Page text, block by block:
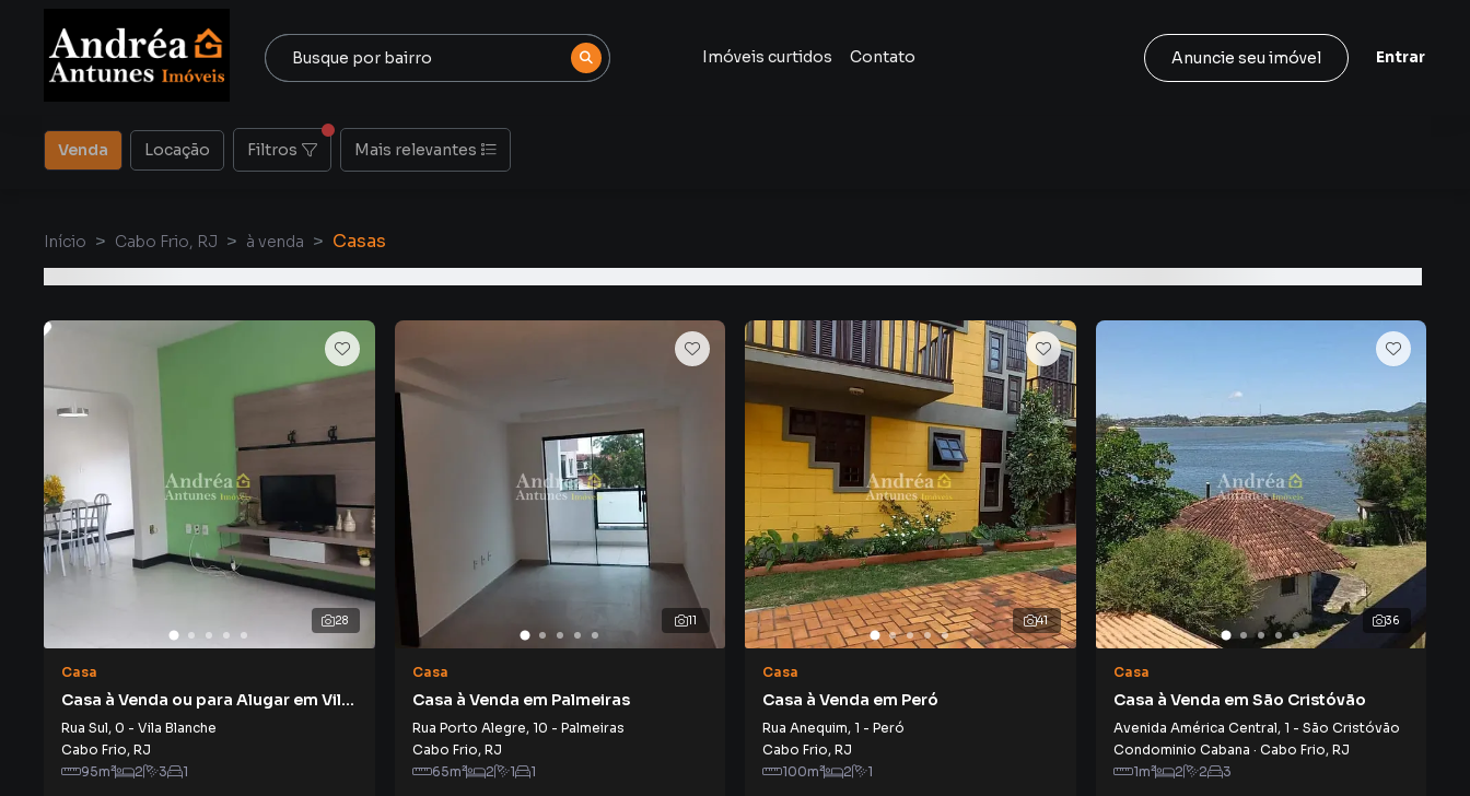
Imóveis curtidos Contato Anuncie seu imóvel Entrar
Venda Locação Filtros Mais relevantes
Início Cabo Frio, RJ à venda Casas
28
Casa
Casa à Venda ou para Alugar em Vila
Blanche
Rua Sul, 0 - Vila Blanche
Cabo Frio, RJ
95m² 2 3 1
11
Casa
Casa à Venda em Palmeiras
Rua Porto Alegre, 10 - Palmeiras
Cabo Frio, RJ
65m² 2 1 1
41
Casa
Casa à Venda em Peró
Rua Anequim, 1 - Peró
Cabo Frio, RJ
100m² 2 1
36
Casa
Casa à Venda em São Cristóvão
Avenida América Central, 1 - São Cristóvão
Condominio Cabana · Cabo Frio, RJ
1m² 2 2 3